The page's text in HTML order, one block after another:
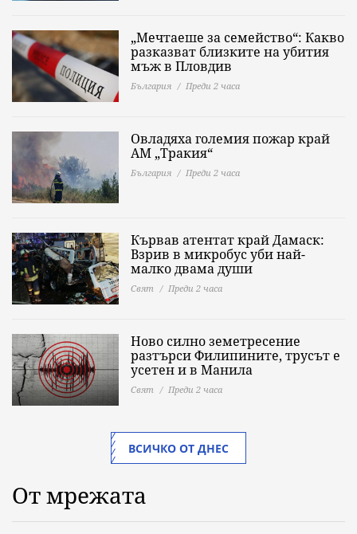
„Мечтаеше за семейство“: Какво
разказват близките на убития
мъж в Пловдив
България Преди 2 часа
Овладяха големия пожар край
АМ „Тракия“
България Преди 2 часа
Кървав атентат край Дамаск:
Взрив в микробус уби най-
малко двама души
Свят Преди 2 часа
Ново силно земетресение
разтърси Филипините, трусът е
усетен и в Манила
Свят Преди 2 часа
ВСИЧКО ОТ ДНЕС
От мрежата